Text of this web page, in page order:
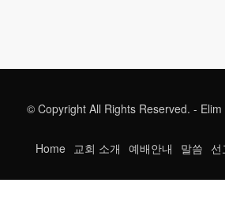
© Copyright All Rights Reserved. -
Home 교회 소개 예배안내 말씀 선